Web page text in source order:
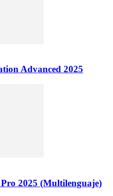
Advanced 2025
2025 (Multilenguaje)